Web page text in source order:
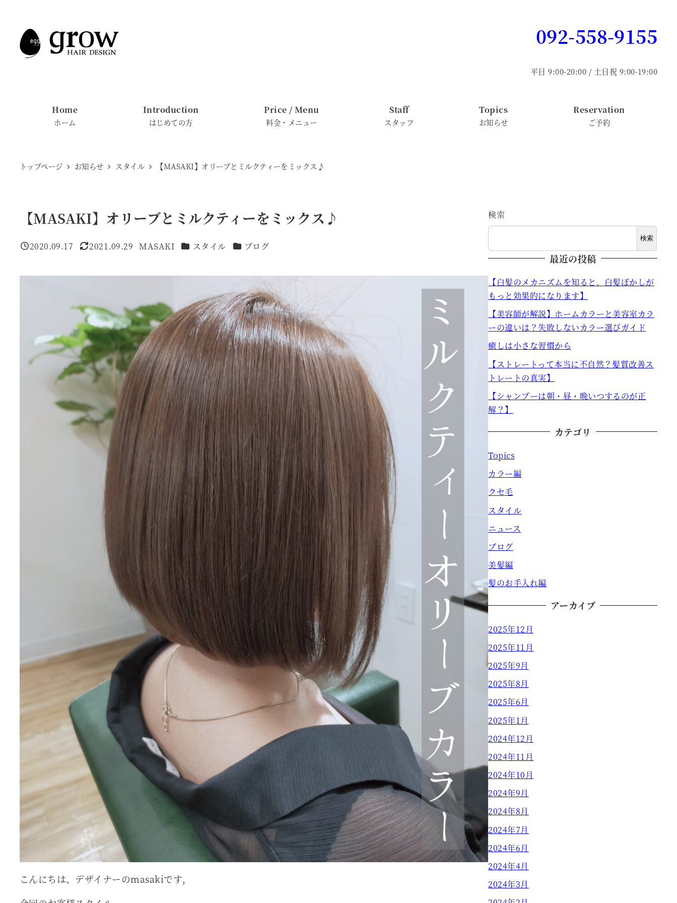
092-558-9155
平日 9:00-20:00 / 土日祝 9:00-19:00
Home
ホーム
Introduction
はじめての方
Price / Menu
料金・メニュー
Staff
スタッフ
Topics
お知らせ
Reservation
ご予約
トップページ お知らせ スタイル 【MASAKI】オリーブとミルクティーをミックス♪
【MASAKI】オリーブとミルクティーをミックス♪
投稿日
2020.09.17
更新日
2021.09.29
著
MASAKI カテゴリー
スタイル カテゴリー
ブログ
こんにちは、デザイナーのmasakiです,
検索
検索
最近の投稿
【白髪のメカニズムを知ると、白髪ぼかしが
もっと効果的になります】
【美容師が解説】ホームカラーと美容室カラ
ーの違いは？失敗しないカラー選びガイド
癒しは小さな習慣から
【ストレートって本当に不自然？髪質改善ス
トレートの真実】
【シャンプーは朝・昼・晩いつするのが正
解？】
カテゴリ
Topics
カラー編
クセ毛
スタイル
ニュース
ブログ
美髪編
髪のお手入れ編
アーカイブ
2025年12月
2025年11月
2025年9月
2025年8月
2025年6月
2025年1月
2024年12月
2024年11月
2024年10月
2024年9月
2024年8月
2024年7月
2024年6月
2024年4月
2024年3月